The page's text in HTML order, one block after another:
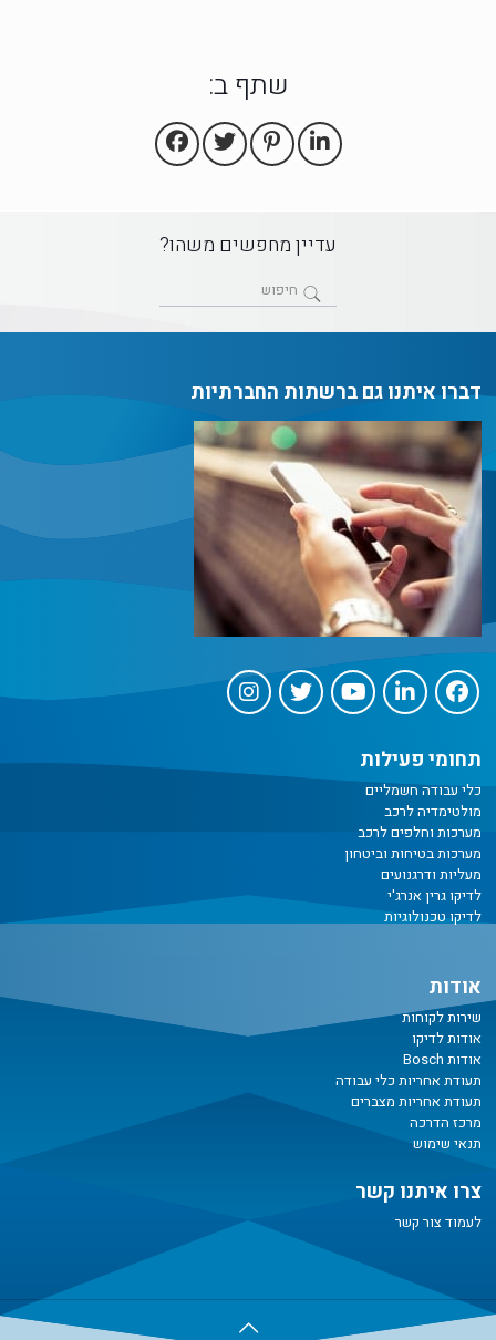
שתף ב:
עדיין מחפשים משהו?
דברו איתנו גם ברשתות החברתיות
תחומי פעילות
כלי עבודה חשמליים
מולטימדיה לרכב
מערכות וחלפים לרכב
מערכות בטיחות וביטחון
מעליות ודרגנועים
לדיקו גרין אנרג'י
לדיקו טכנולוגיות
אודות
שירות לקוחות
אודות לדיקו
אודות Bosch
תעודת אחריות כלי עבודה
תעודת אחריות מצברים
מרכז הדרכה
תנאי שימוש
צרו איתנו קשר
לעמוד צור קשר